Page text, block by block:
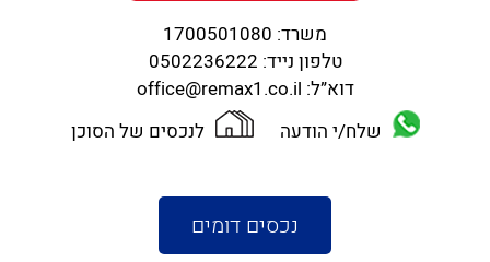
משרד: 1700501080
טלפון נייד: 0502236222
דוא”ל: office@remax1.co.il
שלח/י הודעה
לנכסים של הסוכן
נכסים דומים